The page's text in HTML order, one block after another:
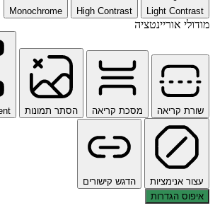
Light Contrast
High Contrast
Monochrome
מודולי אוריינטציה
שורת קריאה מסכת קריאה הסתר תמונות
עצור אנימציות
הדגש קישורים
איפוס הגדרות